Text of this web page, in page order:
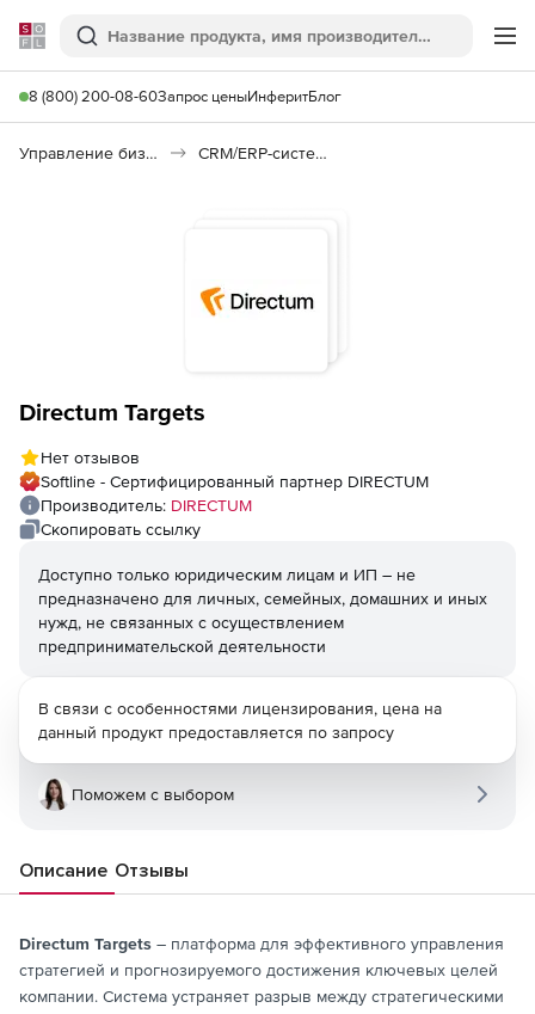
Softline
Поиск
8 (800) 200-08-60Запрос ценыИнферитБлог
Управление бизнесом, CRM/ERP CRM/ERP-системы
Directum Targets
Нет отзывов
Softline - Сертифицированный партнер DIRECTUM
Производитель: DIRECTUM
Скопировать ссылку
Доступно только юридическим лицам и ИП – не
предназначено для личных, семейных, домашних и иных
нужд, не связанных с осуществлением
предпринимательской деятельности
В связи с особенностями лицензирования, цена на
данный продукт предоставляется по запросу
Поможем с выбором
Описание Отзывы
Directum Targets – платформа для эффективного управления
стратегией и прогнозируемого достижения ключевых целей
компании. Система устраняет разрыв между стратегическими